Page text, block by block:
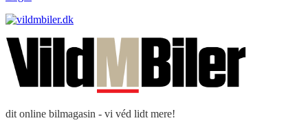
dit online bilmagasin - vi véd lidt mere!